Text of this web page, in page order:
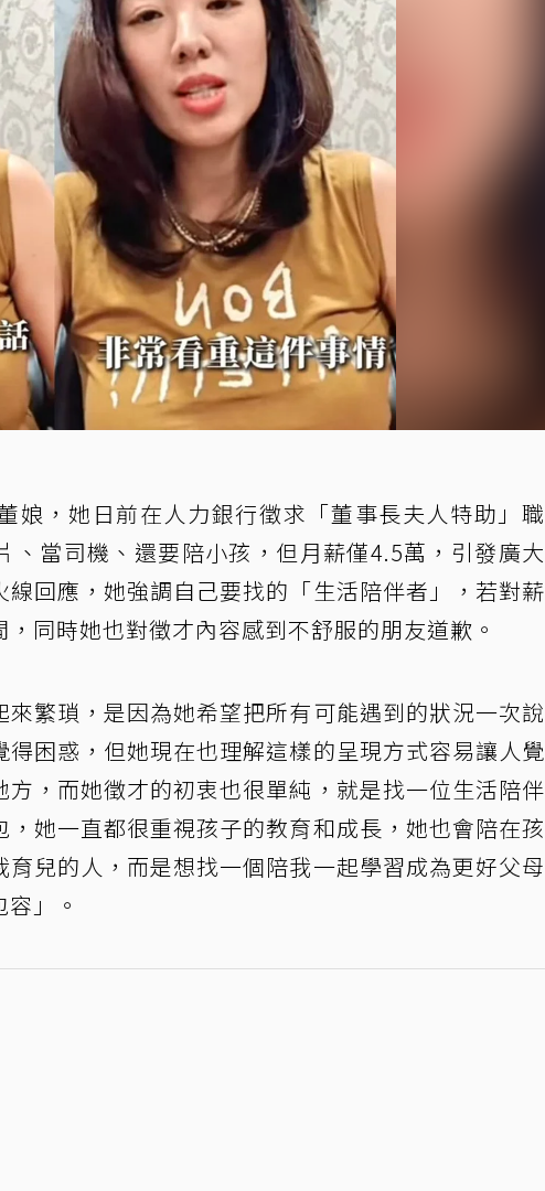
娘，她日前在人力銀行徵求「董事長夫人特助」職
、當司機、還要陪小孩，但月薪僅4.5萬，引發廣大
回應，她強調自己要找的「生活陪伴者」，若對薪
同時她也對徵才內容感到不舒服的朋友道歉。
繁瑣，是因為她希望把所有可能遇到的狀況一次說
困惑，但她現在也理解這樣的呈現方式容易讓人覺
，而她徵才的初衷也很單純，就是找一位生活陪伴
她一直都很重視孩子的教育和成長，她也會陪在孩
兒的人，而是想找一個陪我一起學習成為更好父母
」。